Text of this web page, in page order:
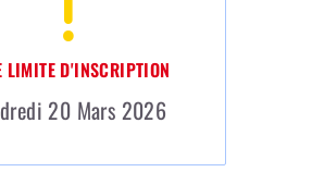
LIMITE D'INSCRIPTION
20 Mars 2026